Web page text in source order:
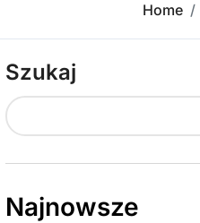
Home
Szukaj
Najnowsze